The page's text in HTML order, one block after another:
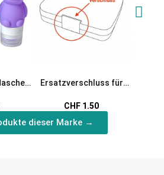
Ersatzverschluss für
Panino
CHF 1.50
dieser Marke →